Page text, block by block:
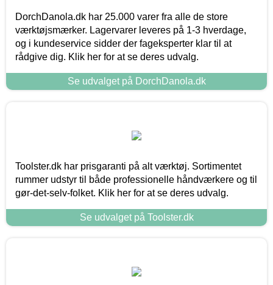
DorchDanola.dk har 25.000 varer fra alle de store
værktøjsmærker. Lagervarer leveres på 1-3 hverdage,
og i kundeservice sidder der fageksperter klar til at
rådgive dig. Klik her for at se deres udvalg.
Se udvalget på DorchDanola.dk
Toolster.dk har prisgaranti på alt værktøj. Sortimentet
rummer udstyr til både professionelle håndværkere og til
gør-det-selv-folket. Klik her for at se deres udvalg.
Se udvalget på Toolster.dk